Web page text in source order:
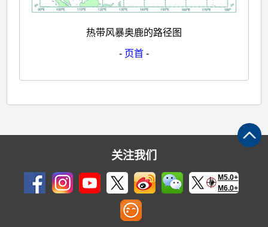
热带风暴奥鹿的路径图
- 页首 -
关注我们
M5.0+
M6.0+